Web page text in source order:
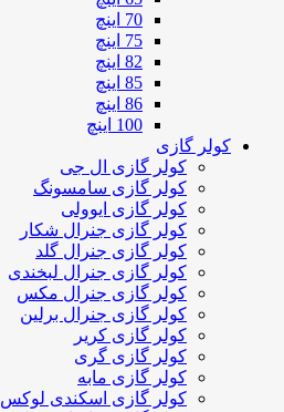
70 اینچ
75 اینچ
82 اینچ
85 اینچ
86 اینچ
100 اینچ
کولر گازی
کولر گازی ال جی
کولر گازی سامسونگ
کولر گازی ایوولی
کولر گازی جنرال شکار
کولر گازی جنرال گلد
کولر گازی جنرال لبخندی
کولر گازی جنرال مکس
کولر گازی جنرال برلین
کولر گازی کریر
کولر گازی گری
کولر گازی مابه
کولر گازی اسکندی لوکس